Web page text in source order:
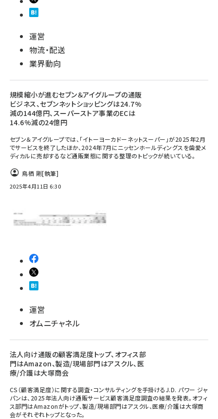
運営
物流・配送
業界動向
規模縮小が進むセブン＆アイグループの通販
ビジネス、セブンネットショッピングは24.7%
減の144億円、スーパーストア事業のECは
14.6%減の24億円
セブン＆アイグループでは、「イトーヨーカドーネットスーパー」が2025年2月
でサービスを終了したほか、2024年7月にニッセンホールディングスを歯愛メ
ディカルに売却するなど通販業態に関する整理のトピックが続いている。
鳥栖 剛[執筆]
2025年4月11日 6:30
運営
オムニチャネル
法人向け通販の顧客満足度トップ、オフィス部
門はAmazon、製造/現場部門はアスクル、医
療/介護は大塚商会
CS（顧客満足度）に関する調査・コンサルティングを手掛けるJ.D. パワー ジャ
パンは、2025年法人向け通販サービス顧客満足度調査の結果を発表。オフィ
ス部門はAmazonがトップ、製造/現場部門はアスクル、医療/介護は大塚商
会がそれぞれトップとなった。